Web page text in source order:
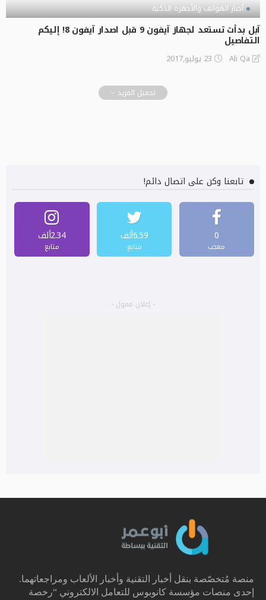
أخبار الهواتف والأجهزة الذكية
آبل بدأت تستعد لجهاز آيفون 9 قبل اصدار آيفون 8! إليكم
التفاصيل
Ali Qa 23 يوليو,2017
تحميل المزيد
تابعنا وكن على اتصال دائم!
0
معجب
6.59ألف
متابع
2.34ألف
متابع
- إعلان ممول -
منصة مُتخصّصة بنقل أخبار التقنية وأخبار الألعاب ومراجعاتهما.
إحدى منصات مؤسسة كانوبوس للتعامل الالكتروني “رخصة